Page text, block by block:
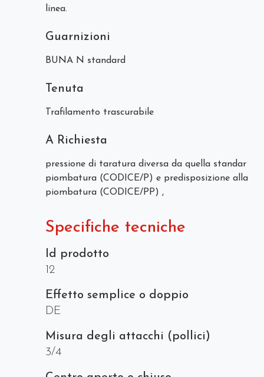
linea.
Guarnizioni
BUNA N standard
Tenuta
Trafilamento trascurabile
A Richiesta
pressione di taratura diversa da quella standar
piombatura (CODICE/P) e predisposizione alla
piombatura (CODICE/PP) ,
Specifiche tecniche
Id prodotto
12
Effetto semplice o doppio
DE
Misura degli attacchi (pollici)
3/4